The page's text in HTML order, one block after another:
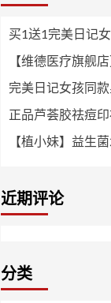
买1送1完美日记
【维德医疗旗舰
完美日记女孩同
正品芦荟胶祛痘
【植小妹】益生
近期评论
分类